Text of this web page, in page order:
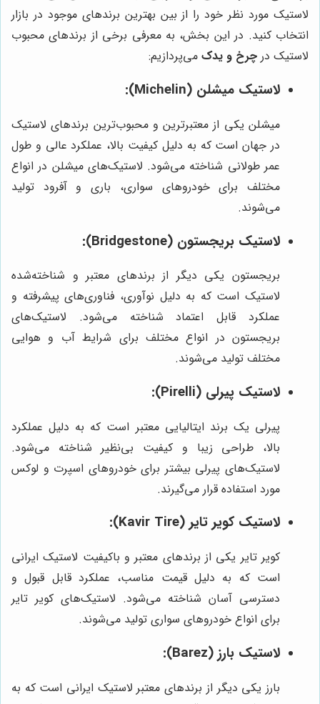
لاستیک مورد نظر خود را از بین بهترین برندهای موجود در بازار
انتخاب کنید. در این بخش، به معرفی برخی از برندهای محبوب
لاستیک در چرخ و یدک می‌پردازیم:
لاستیک میشلن (Michelin):
میشلن یکی از معتبرترین و محبوب‌ترین برندهای لاستیک
در جهان است که به دلیل کیفیت بالا، عملکرد عالی و طول
عمر طولانی شناخته می‌شود. لاستیک‌های میشلن در انواع
مختلف برای خودروهای سواری، باری و آفرود تولید
می‌شوند.
لاستیک بریجستون (Bridgestone):
بریجستون یکی دیگر از برندهای معتبر و شناخته‌شده
لاستیک است که به دلیل نوآوری، فناوری‌های پیشرفته و
عملکرد قابل اعتماد شناخته می‌شود. لاستیک‌های
بریجستون در انواع مختلف برای شرایط آب و هوایی
مختلف تولید می‌شوند.
لاستیک پیرلی (Pirelli):
پیرلی یک برند ایتالیایی معتبر است که به دلیل عملکرد
بالا، طراحی زیبا و کیفیت بی‌نظیر شناخته می‌شود.
لاستیک‌های پیرلی بیشتر برای خودروهای اسپرت و لوکس
مورد استفاده قرار می‌گیرند.
لاستیک کویر تایر (Kavir Tire):
کویر تایر یکی از برندهای معتبر و باکیفیت لاستیک ایرانی
است که به دلیل قیمت مناسب، عملکرد قابل قبول و
دسترسی آسان شناخته می‌شود. لاستیک‌های کویر تایر
برای انواع خودروهای سواری تولید می‌شوند.
لاستیک بارز (Barez):
بارز یکی دیگر از برندهای معتبر لاستیک ایرانی است که به